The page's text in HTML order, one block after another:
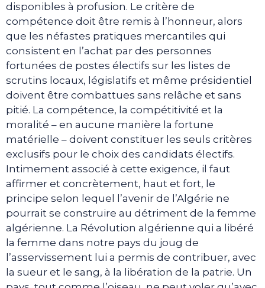
disponibles à profusion. Le critère de
compétence doit être remis à l’honneur, alors
que les néfastes pratiques mercantiles qui
consistent en l’achat par des personnes
fortunées de postes électifs sur les listes de
scrutins locaux, législatifs et même présidentiel
doivent être combattues sans relâche et sans
pitié. La compétence, la compétitivité et la
moralité – en aucune manière la fortune
matérielle – doivent constituer les seuls critères
exclusifs pour le choix des candidats électifs.
Intimement associé à cette exigence, il faut
affirmer et concrètement, haut et fort, le
principe selon lequel l’avenir de l’Algérie ne
pourrait se construire au détriment de la femme
algérienne. La Révolution algérienne qui a libéré
la femme dans notre pays du joug de
l’asservissement lui a permis de contribuer, avec
la sueur et le sang, à la libération de la patrie. Un